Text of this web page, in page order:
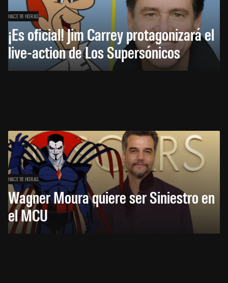
HACE 18 HORAS
¡Es oficial! Jim Carrey protagonizará el
live-action de Los Supersónicos
HACE 18 HORAS
Wagner Moura quiere ser Siniestro en
el MCU